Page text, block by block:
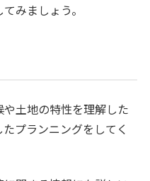
みましょう。
土地の特性を理解した
プランニングをしてく